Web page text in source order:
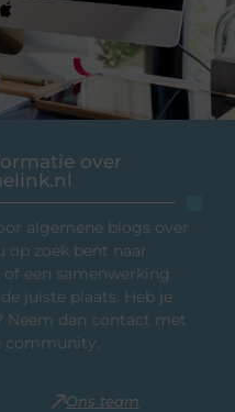
over
algemene blogs over
op zoek bent naar
een samenwerking
juiste plaats. Heb je
Neem dan contact met
community.
Ons team